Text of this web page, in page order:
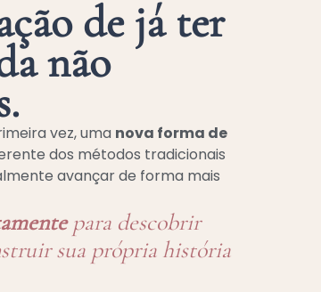
de já ter
não
vez, uma nova forma de
dos métodos tradicionais
avançar de forma mais
para descobrir
sua própria história